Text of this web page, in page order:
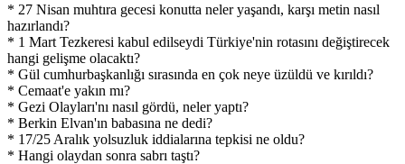
* 27 Nisan muhtıra gecesi konutta neler yaşandı, karşı metin nasıl
hazırlandı?
* 1 Mart Tezkeresi kabul edilseydi Türkiye'nin rotasını değiştirecek
hangi gelişme olacaktı?
* Gül cumhurbaşkanlığı sırasında en çok neye üzüldü ve kırıldı?
* Cemaat'e yakın mı?
* Gezi Olayları'nı nasıl gördü, neler yaptı?
* Berkin Elvan'ın babasına ne dedi?
* 17/25 Aralık yolsuzluk iddialarına tepkisi ne oldu?
* Hangi olaydan sonra sabrı taştı?